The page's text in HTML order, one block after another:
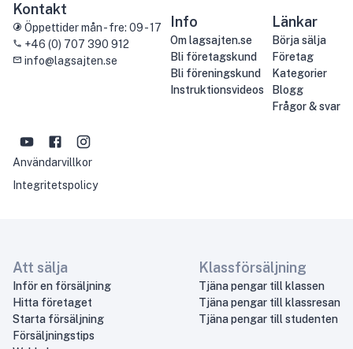
Kontakt
Öppettider mån - fre: 09 - 17
+46 (0) 707 390 912
info@lagsajten.se
Info
Om lagsajten.se
Bli företagskund
Bli föreningskund
Instruktionsvideos
Länkar
Börja sälja
Företag
Kategorier
Blogg
Frågor & svar
Användarvillkor
Integritetspolicy
Att sälja
Inför en försäljning
Hitta företaget
Starta försäljning
Försäljningstips
Klassförsäljning
Tjäna pengar till klassen
Tjäna pengar till klassresan
Tjäna pengar till studenten